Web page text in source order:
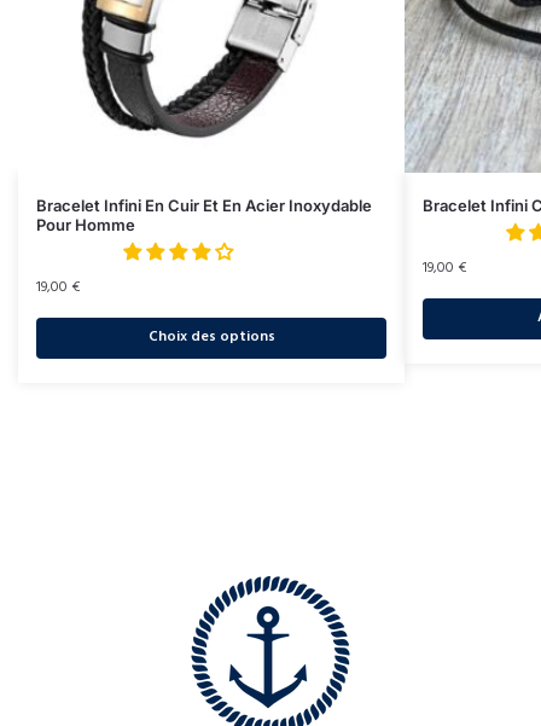
Bracelet Infini En Cuir Et En Acier Inoxydable
Pour Homme
19,00 €
Choix des options
Bracelet Infini
19,00 €